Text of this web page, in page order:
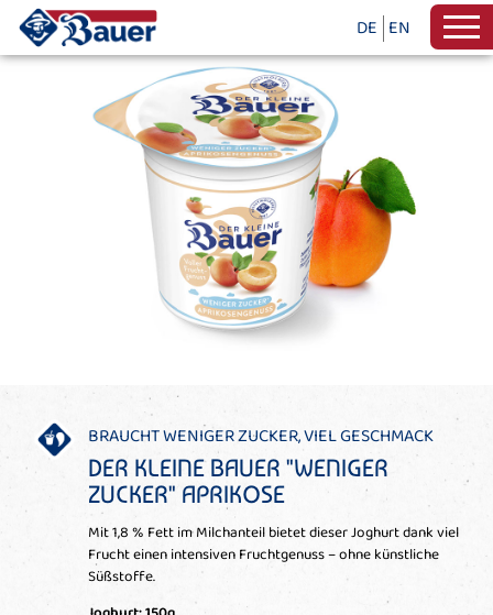
DE EN
BRAUCHT WENIGER ZUCKER, VIEL GESCHMACK
DER KLEINE BAUER "WENIGER
ZUCKER" APRIKOSE
Mit 1,8 % Fett im Milchanteil bietet dieser Joghurt dank viel
Frucht einen intensiven Fruchtgenuss – ohne künstliche
Süßstoffe.